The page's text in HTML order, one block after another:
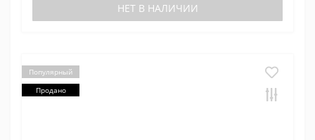
НЕТ В НАЛИЧИИ
Популярный
Продано